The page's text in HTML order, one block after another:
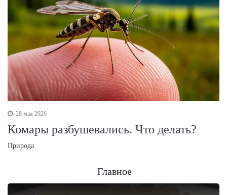
28 мая 2026
Комары разбушевались. Что делать?
Природа
Главное